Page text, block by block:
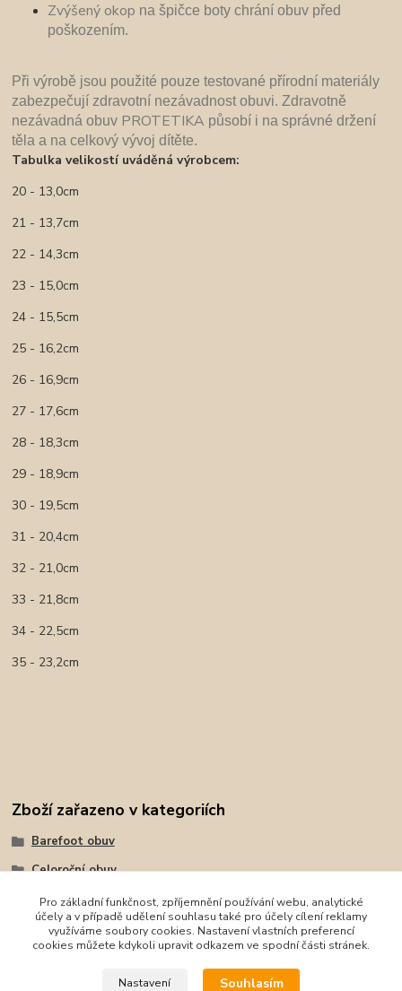
Zvýšený okop na špičce boty chrání obuv před
poškozením.
Při výrobě jsou použité pouze testované přírodní materiály
zabezpečují zdravotní nezávadnost obuvi. Zdravotně
nezávadná obuv PROTETIKA působí i na správné držení
těla a na celkový vývoj dítěte.
Tabulka velikostí uváděná výrobcem:
20 - 13,0cm
21 - 13,7cm
22 - 14,3cm
23 - 15,0cm
24 - 15,5cm
25 - 16,2cm
26 - 16,9cm
27 - 17,6cm
28 - 18,3cm
29 - 18,9cm
30 - 19,5cm
31 - 20,4cm
32 - 21,0cm
33 - 21,8cm
34 - 22,5cm
35 - 23,2cm
Zboží zařazeno v kategoriích
Barefoot obuv
Celoroční obuv
Tenisky, plátěnky
Protetika
Pro základní funkčnost, zpříjemnění používání webu, analytické
účely a v případě udělení souhlasu také pro účely cílení reklamy
využíváme soubory cookies. Nastavení vlastních preferencí
cookies můžete kdykoli upravit odkazem ve spodní části stránek.
Nastavení Souhlasím